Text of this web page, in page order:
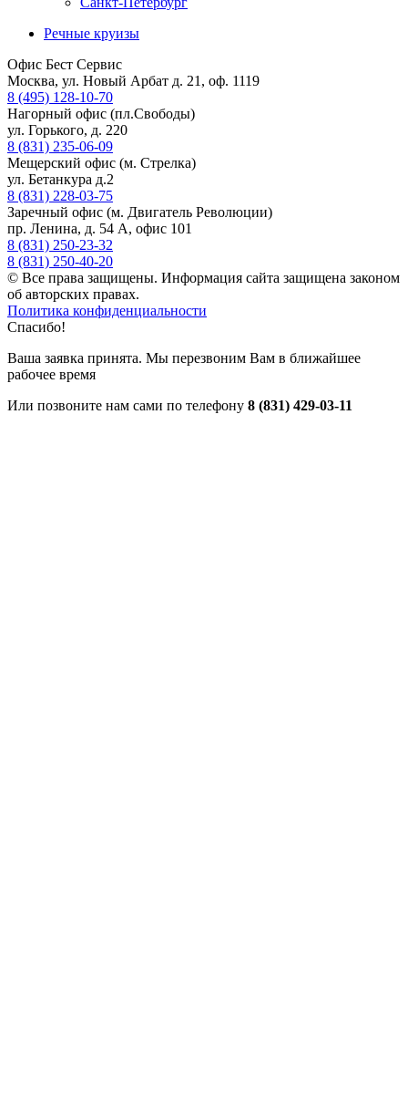
Речные круизы
Офис Бест Сервис
Москва, ул. Новый Арбат д. 21, оф. 1119
8 (495) 128-10-70
Нагорный офис (пл.Свободы)
ул. Горького, д. 220
8 (831) 235-06-09
Мещерский офис (м. Стрелка)
ул. Бетанкура д.2
8 (831) 228-03-75
Заречный офис (м. Двигатель Революции)
пр. Ленина, д. 54 А, офис 101
8 (831) 250-23-32
8 (831) 250-40-20
© Все права защищены. Информация сайта защищена законом
об авторских правах.
Политика конфиденциальности
Спасибо!
Ваша заявка принята. Мы перезвоним Вам в ближайшее
рабочее время
Или позвоните нам сами по телефону 8 (831) 429-03-11